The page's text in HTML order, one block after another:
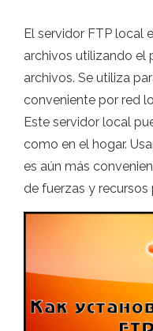
El servidor FTP local
archivos utilizando el
archivos. Se utiliza
conveniente por red
Este servidor local
como en el hogar.
es aún más
de fuerzas y recursos